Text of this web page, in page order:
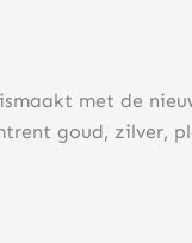
met de
goud, zilver,